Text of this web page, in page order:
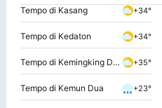
Tempo di Kasang +34°
Tempo di Kedaton +34°
Tempo di Kemingking Dalam +35°
Tempo di Kemun Dua +23°